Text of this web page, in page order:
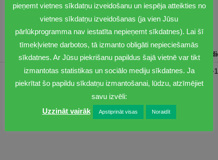
1201
dmv@riga.lv
Pirmdiena Otrdiena Trešdiena Ceturtdiena
08:30-17:00 08:00-17:00 08:00-17:00 08:00-17:00 08:00-
pieņemt vietnes sīkdatņu izveidošanu un iespēja atteikties no
vietnes sīkdatņu izveidošanas (ja vien Jūsu
pārlūkprogramma nav iestatīta nepieņemt sīkdatnes). Lai šī
tīmekļvietne darbotos, tā izmanto obligāti nepieciešamās
sīkdatnes. Ar Jūsu piekrišanu papildus šajā vietnē var tikt
izmantotas statistikas un sociālo mediju sīkdatnes. Ja
piekrītat šo papildu sīkdatņu izmantošanai, lūdzu, atzīmējiet
savu izvēli:
Uzzināt vairāk
Apstiprināt visas Noraidīt